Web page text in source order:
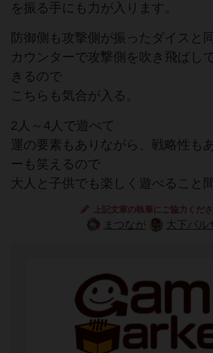
を振る手にも力が入ります。
防御側も攻撃側が振ったダイスと
カウンターで攻撃側を吹き飛ばし
きるので
こちらも気合が入る。
2人～4人で遊べて
運の要素もありながら、戦略性も
ーも笑えるので
大人と子供でも楽しく遊べること
上記文章の執筆にご協力くだ
まつなが 大下バル